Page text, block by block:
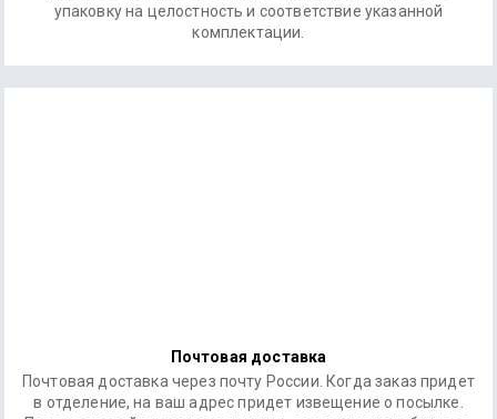
упаковку на целостность и соответствие указанной
комплектации.
Почтовая доставка
Почтовая доставка через почту России. Когда заказ придет
в отделение, на ваш адрес придет извещение о посылке.